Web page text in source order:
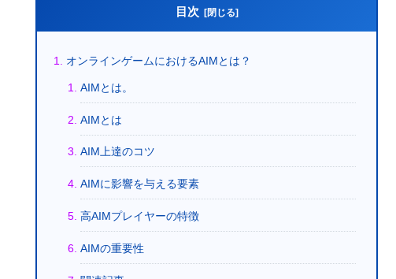
目次
オンラインゲームにおけるAIMとは？
AIMとは。
AIMとは
AIM上達のコツ
AIMに影響を与える要素
高AIMプレイヤーの特徴
AIMの重要性